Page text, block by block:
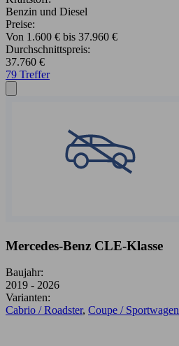
Benzin und Diesel
Preise:
Von 1.600 € bis 37.960 €
Durchschnittspreis:
37.760 €
79 Treffer
Mercedes-Benz CLE-Klasse
Baujahr:
2019 - 2026
Varianten:
Cabrio / Roadster, Coupe / Sportwagen